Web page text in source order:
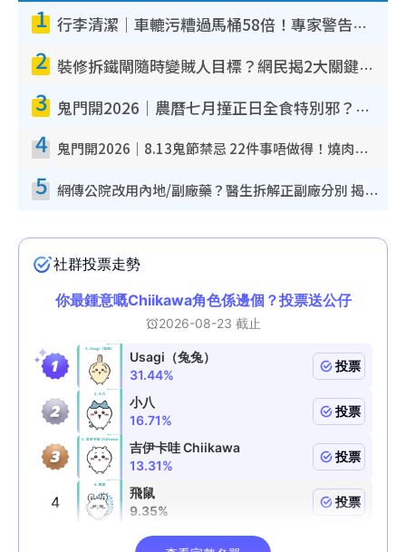
1 行李清潔｜車轆污糟過馬桶58倍！專家警告忌用酒精抹 教1招免污手除菌
2 裝修拆鐵閘隨時變賊人目標？網民揭2大關鍵用途：裝新式等於白裝？附新舊鐵閘分別
3 鬼門開2026｜農曆七月撞正日全食特別邪？專家警告切忌做一事！揭4大禁忌+2招保平安
4 鬼門開2026｜8.13鬼節禁忌 22件事唔做得！燒肉、刺身要少食？半夜勿吹口哨/打呢個電話
5 網傳公院改用內地/副廠藥？醫生拆解正副廠分別 揭4類人換藥隨時出事